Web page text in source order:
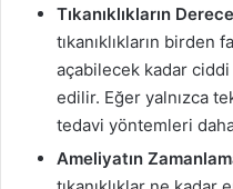
Tıkanıklıkların
tıkanıklıkların
açabilecek kadar
edilir. Eğer yalnızca
tedavi yöntemleri
Ameliyatın